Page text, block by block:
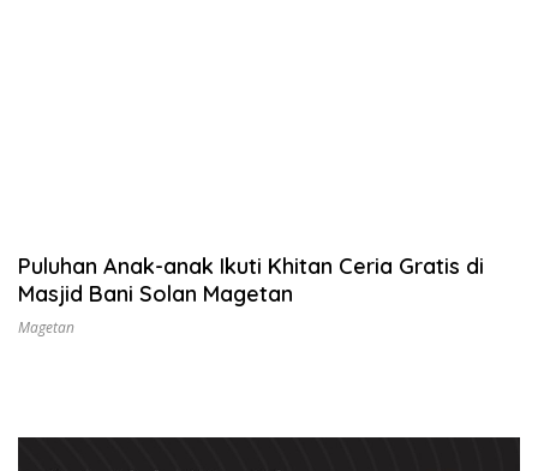
Puluhan Anak-anak Ikuti Khitan Ceria Gratis di
Masjid Bani Solan Magetan
Magetan